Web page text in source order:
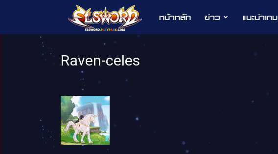
Elsword
หน้าหลัก ข่าว แนะนำเกม
Raven-celes